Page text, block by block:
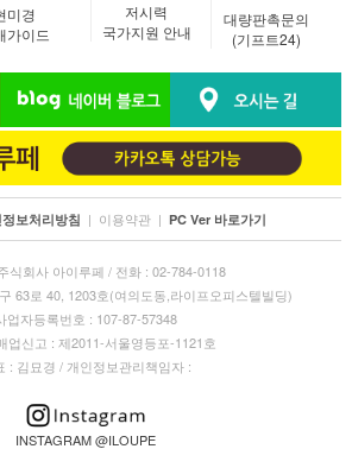
미경
가이드
저시력
국가지원 안내
대량판촉문의
(기프트24)
보처리방침 | 이용약관 | PC Ver 바로가기
식회사 아이루페 / 전화 : 02-784-0118
63로 40, 1203호(여의도동,라이프오피스텔빌딩)
업자등록번호 : 107-87-57348
업신고 : 제2011-서울영등포-1121호
: 김묘경 / 개인정보관리책임자 :
INSTAGRAM @ILOUPE